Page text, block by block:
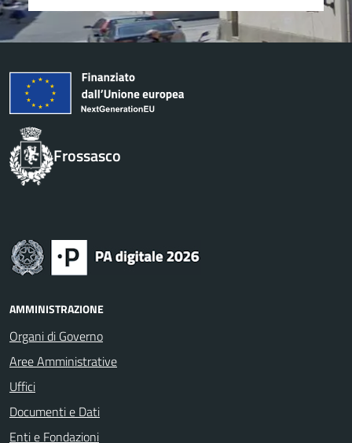
Frossasco
AMMINISTRAZIONE
Organi di Governo
Aree Amministrative
Uffici
Documenti e Dati
Enti e Fondazioni